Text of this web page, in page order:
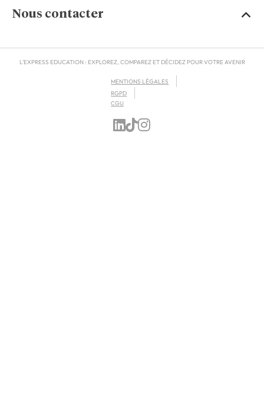
Nous contacter
L'EXPRESS EDUCATION : EXPLOREZ, COMPAREZ ET DÉCIDEZ POUR VOTRE AVENIR
MENTIONS LÉGALES
RGPD
CGU